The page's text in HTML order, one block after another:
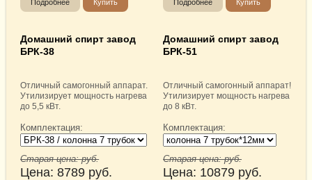
Подробнее Купить Подробнее Купить
Домашний спирт завод
БРК-38
Отличный самогонный аппарат.
Утилизирует мощность нагрева
до 5,5 кВт.
Комплектация:
Старая цена:руб.
Цена:8789 руб.
Домашний спирт завод
БРК-51
Отличный самогонный аппарат!
Утилизирует мощность нагрева
до 8 кВт.
Комплектация:
Старая цена:руб.
Цена: 10879 руб.